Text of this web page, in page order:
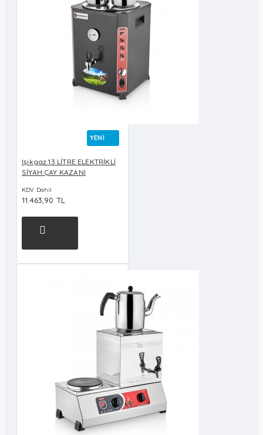
YENI
Işıkgaz 13 LİTRE ELEKTRİKLİ
SİYAH ÇAY KAZANI
KDV Dahil
11.463,90 TL